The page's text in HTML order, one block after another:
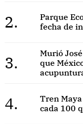
2.
Parque
fecha de
3.
Murió
que
4.
Tren
cada 100